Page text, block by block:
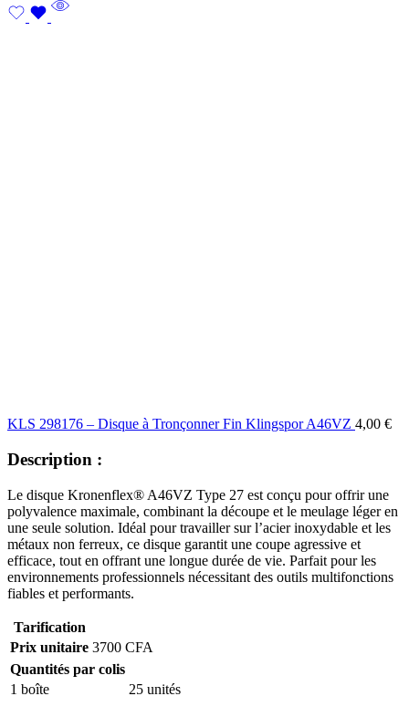
KLS 298176 – Disque à Tronçonner Fin Klingspor A46VZ 4,00 €
Description :
Le disque Kronenflex® A46VZ Type 27 est conçu pour offrir une
polyvalence maximale, combinant la découpe et le meulage léger en
une seule solution. Idéal pour travailler sur l’acier inoxydable et les
métaux non ferreux, ce disque garantit une coupe agressive et
efficace, tout en offrant une longue durée de vie. Parfait pour les
environnements professionnels nécessitant des outils multifonctions
fiables et performants.
Tarification
Prix unitaire 3700 CFA
Quantités par colis
1 boîte
25 unités